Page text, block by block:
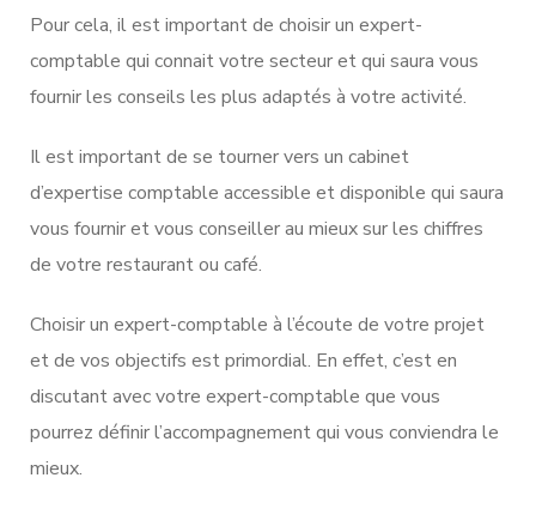
Pour cela, il est important de choisir un expert-
comptable qui connait votre secteur et qui saura vous
fournir les conseils les plus adaptés à votre activité.
Il est important de se tourner vers un cabinet
d’expertise comptable accessible et disponible qui saura
vous fournir et vous conseiller au mieux sur les chiffres
de votre restaurant ou café.
Choisir un expert-comptable à l’écoute de votre projet
et de vos objectifs est primordial. En effet, c’est en
discutant avec votre expert-comptable que vous
pourrez définir l’accompagnement qui vous conviendra le
mieux.